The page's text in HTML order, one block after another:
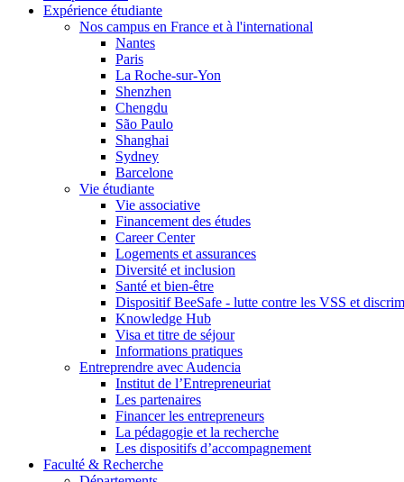
Expérience étudiante
Nos campus en France et à l'international
Nantes
Paris
La Roche-sur-Yon
Shenzhen
Chengdu
São Paulo
Shanghai
Sydney
Barcelone
Vie étudiante
Vie associative
Financement des études
Career Center
Logements et assurances
Diversité et inclusion
Santé et bien-être
Dispositif BeeSafe - lutte contre les VSS et
Knowledge Hub
Visa et titre de séjour
Informations pratiques
Entreprendre avec Audencia
Institut de l’Entrepreneuriat
Les partenaires
Financer les entrepreneurs
La pédagogie et la recherche
Les dispositifs d’accompagnement
Faculté & Recherche